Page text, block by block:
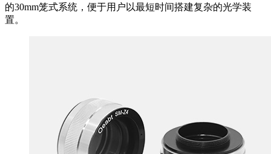
的30mm笼式系统，便于用户以最短时间搭建复杂的光学装
置。